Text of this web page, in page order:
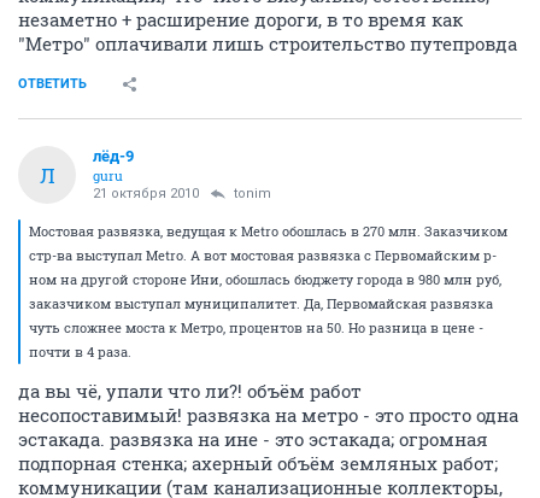
незаметно + расширение дороги, в то время как
"Метро" оплачивали лишь строительство путепровда
ОТВЕТИТЬ
Л
лёд-9
guru
21 октября 2010 tonim
Мостовая развязка, ведущая к Metro обошлась в 270 млн. Заказчиком
стр-ва выступал Metro. А вот мостовая развязка с Первомайским р-
ном на другой стороне Ини, обошлась бюджету города в 980 млн руб,
заказчиком выступал муниципалитет. Да, Первомайская развязка
чуть сложнее моста к Метро, процентов на 50. Но разница в цене -
почти в 4 раза.
да вы чё, упали что ли?! объём работ
несопоставимый! развязка на метро - это просто одна
эстакада. развязка на ине - это эстакада; огромная
подпорная стенка; ахерный объём земляных работ;
коммуникации (там канализационные коллекторы,